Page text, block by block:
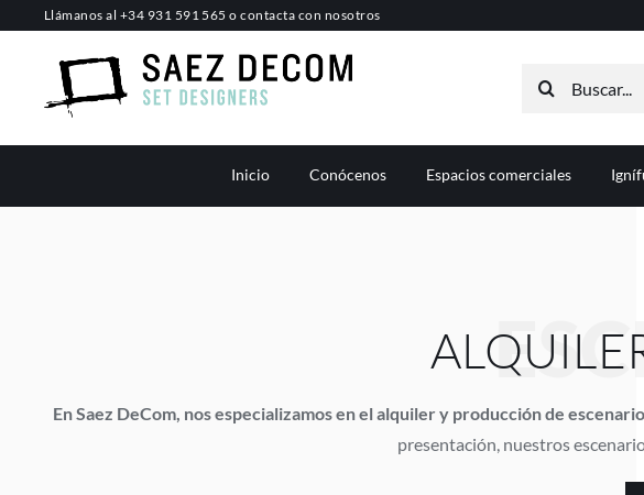
contenido
Llámanos al +34 931 591 565 ocontacta con nosotros
Buscar:
Inicio Conócenos Espacios comerciales
En Saez DeCom, nos especializamos en el alquiler y producción de
presentación, nuestros